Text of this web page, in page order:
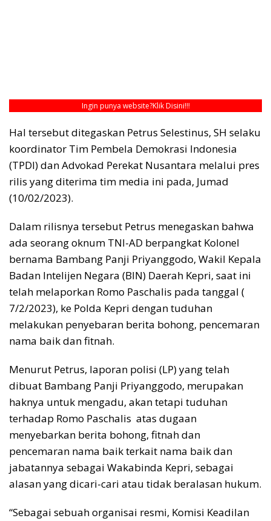
Ingin punya website?Klik Disini!!!
Hal tersebut ditegaskan Petrus Selestinus, SH selaku
koordinator Tim Pembela Demokrasi Indonesia
(TPDI) dan Advokad Perekat Nusantara melalui pres
rilis yang diterima tim media ini pada, Jumad
(10/02/2023).
Dalam rilisnya tersebut Petrus menegaskan bahwa
ada seorang oknum TNI-AD berpangkat Kolonel
bernama Bambang Panji Priyanggodo, Wakil Kepala
Badan Intelijen Negara (BIN) Daerah Kepri, saat ini
telah melaporkan Romo Paschalis pada tanggal (
7/2/2023), ke Polda Kepri dengan tuduhan
melakukan penyebaran berita bohong, pencemaran
nama baik dan fitnah.
Menurut Petrus, laporan polisi (LP) yang telah
dibuat Bambang Panji Priyanggodo, merupakan
haknya untuk mengadu, akan tetapi tuduhan
terhadap Romo Paschalis atas dugaan
menyebarkan berita bohong, fitnah dan
pencemaran nama baik terkait nama baik dan
jabatannya sebagai Wakabinda Kepri, sebagai
alasan yang dicari-cari atau tidak beralasan hukum.
“Sebagai sebuah organisai resmi, Komisi Keadilan